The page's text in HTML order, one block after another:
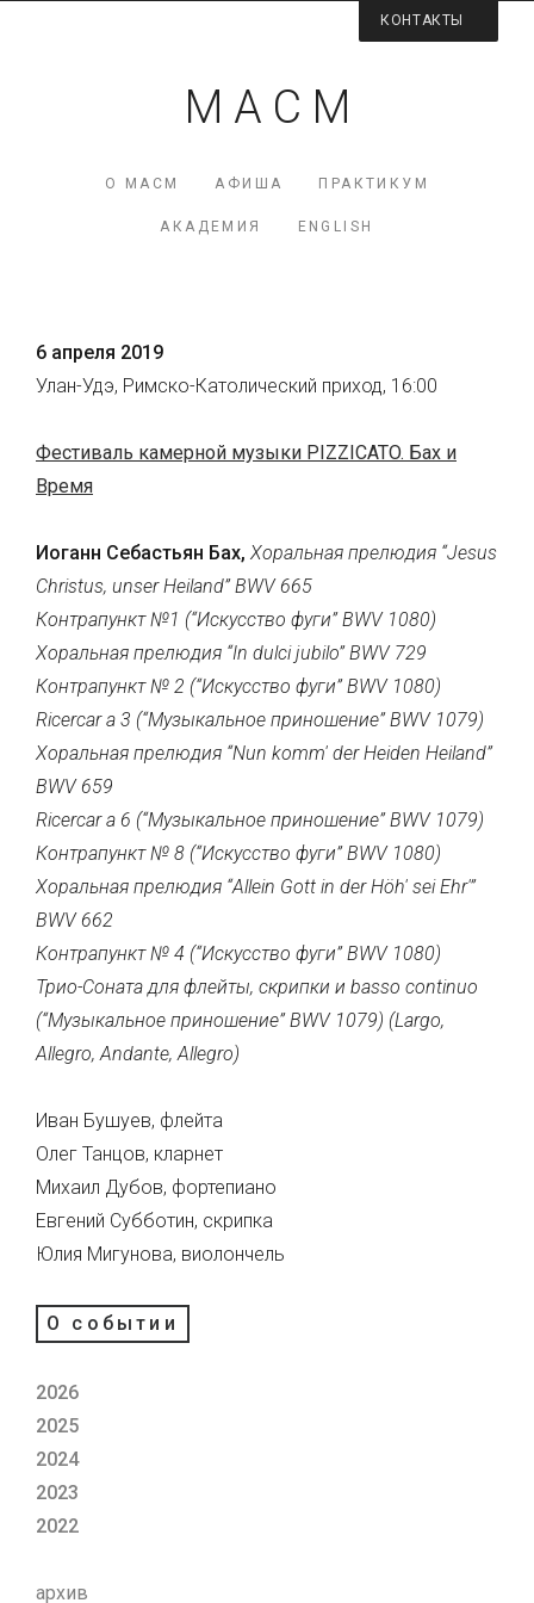
КОНТАКТЫ
М А С М
О МАСМ АФИША ПРАКТИКУМ
АКАДЕМИЯ ENGLISH
6 апреля 2019
Улан-Удэ, Римско-Католический приход, 16:00
Фестиваль камерной музыки PIZZICATO. Бах и
Время
Иоганн Себастьян Бах, Хоральная прелюдия “Jesus
Christus, unser Heiland” BWV 665
Контрапункт №1 (“Искусство фуги” BWV 1080)
Хоральная прелюдия “In dulci jubilo” BWV 729
Контрапункт № 2 (“Искусство фуги” BWV 1080)
Ricercar а 3 (“Музыкальное приношение” BWV 1079)
Хоральная прелюдия “Nun komm' der Heiden Heiland”
BWV 659
Ricercar а 6 (“Музыкальное приношение” BWV 1079)
Контрапункт № 8 (“Искусство фуги” BWV 1080)
Хоральная прелюдия “Allein Gott in der Höh' sei Ehr'”
BWV 662
Контрапункт № 4 (“Искусство фуги” BWV 1080)
Трио-Соната для флейты, скрипки и basso continuo
(“Музыкальное приношение” BWV 1079) (Largo,
Allegro, Andante, Allegro)
Иван Бушуев, флейта
Олег Танцов, кларнет
Михаил Дубов, фортепиано
Евгений Субботин, скрипка
Юлия Мигунова, виолончель
О событии
2026
2025
2024
2023
2022
архив